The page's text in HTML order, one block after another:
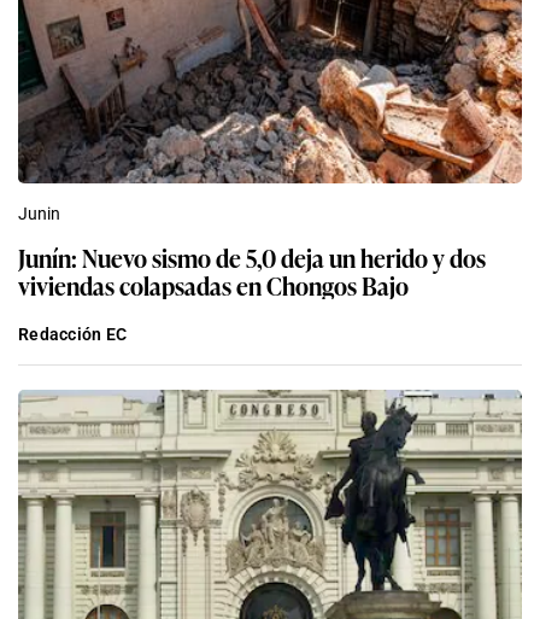
Junin
Junín: Nuevo sismo de 5,0 deja un herido y dos
viviendas colapsadas en Chongos Bajo
Redacción EC